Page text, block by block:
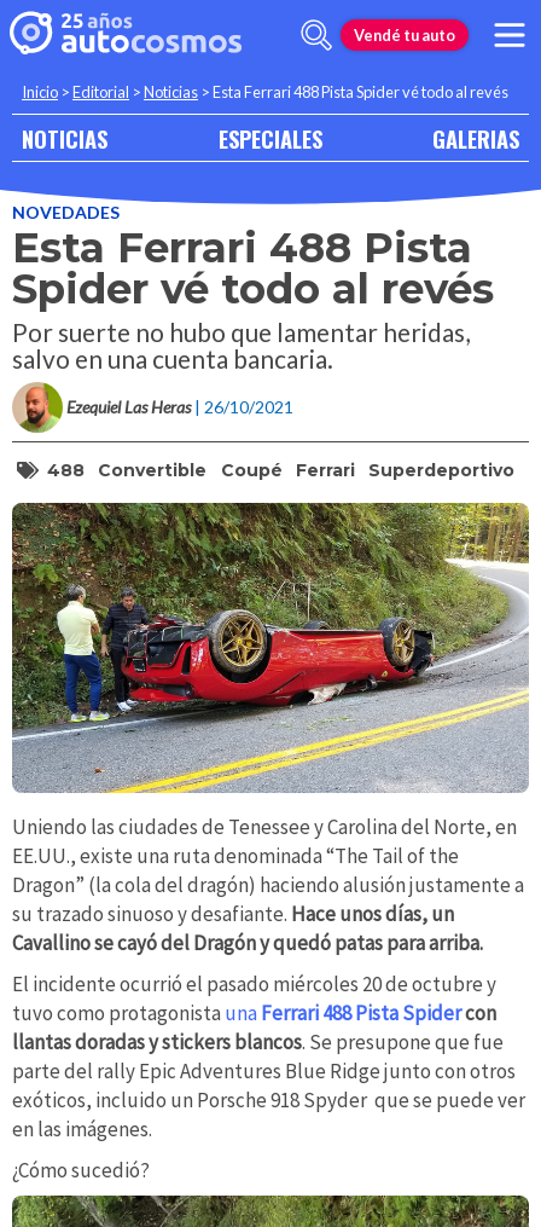
Vendé tu auto
Inicio >Editorial >Noticias >Esta Ferrari 488 Pista Spider vé todo al revés
NOTICIAS ESPECIALES GALERIAS
NOVEDADES
Esta Ferrari 488 Pista
Spider vé todo al revés
Por suerte no hubo que lamentar heridas,
salvo en una cuenta bancaria.
Ezequiel Las Heras | 26/10/2021
488 Convertible Coupé Ferrari Superdeportivo
Uniendo las ciudades de Tenessee y Carolina del Norte, en
EE.UU., existe una ruta denominada “The Tail of the
Dragon” (la cola del dragón) haciendo alusión justamente a
su trazado sinuoso y desafiante. Hace unos días, un
Cavallino se cayó del Dragón y quedó patas para arriba.
El incidente ocurrió el pasado miércoles 20 de octubre y
tuvo como protagonista unaFerrari 488 Pista Spidercon
llantas doradas y stickers blancos. Se presupone que fue
parte del rally Epic Adventures Blue Ridge junto con otros
exóticos, incluido un Porsche 918 Spyder que se puede ver
en las imágenes.
¿Cómo sucedió?